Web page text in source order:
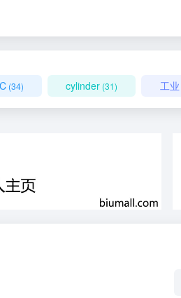
(34) cylinder (31) 工业